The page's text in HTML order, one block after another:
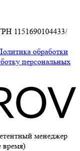
1151690104433/
обработки
персональных
менеджер
время)